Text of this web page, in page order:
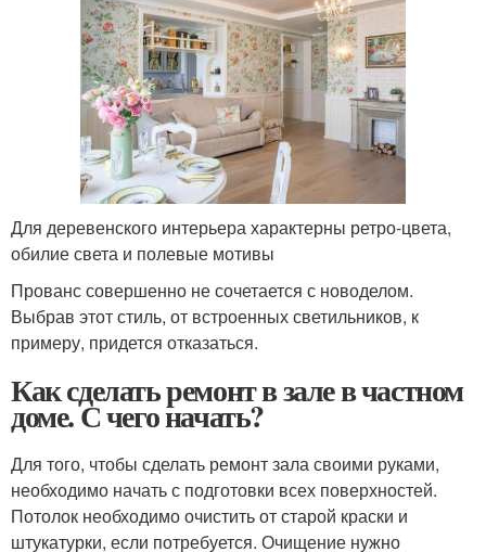
Для деревенского интерьера характерны ретро-цвета,
обилие света и полевые мотивы
Прованс совершенно не сочетается с новоделом.
Выбрав этот стиль, от встроенных светильников, к
примеру, придется отказаться.
Как сделать ремонт в зале в частном
доме. С чего начать?
Для того, чтобы сделать ремонт зала своими руками,
необходимо начать с подготовки всех поверхностей.
Потолок необходимо очистить от старой краски и
штукатурки, если потребуется. Очищение нужно